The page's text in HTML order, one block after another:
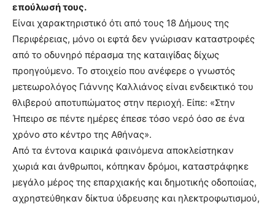
επούλωσή τους.
Είναι χαρακτηριστικό ότι από τους 18 Δήμους της
Περιφέρειας, μόνο οι εφτά δεν γνώρισαν καταστροφές
από το οδυνηρό πέρασμα της καταιγίδας δίχως
προηγούμενο. Το στοιχείο που ανέφερε ο γνωστός
μετεωρολόγος Γιάννης Καλλιάνος είναι ενδεικτικό του
θλιβερού αποτυπώματος στην περιοχή. Είπε: «Στην
Ήπειρο σε πέντε ημέρες έπεσε τόσο νερό όσο σε ένα
χρόνο στο κέντρο της Αθήνας».
Από τα έντονα καιρικά φαινόμενα αποκλείστηκαν
χωριά και άνθρωποι, κόπηκαν δρόμοι, καταστράφηκε
μεγάλο μέρος της επαρχιακής και δημοτικής οδοποιίας,
αχρηστεύθηκαν δίκτυα ύδρευσης και ηλεκτροφωτισμού,